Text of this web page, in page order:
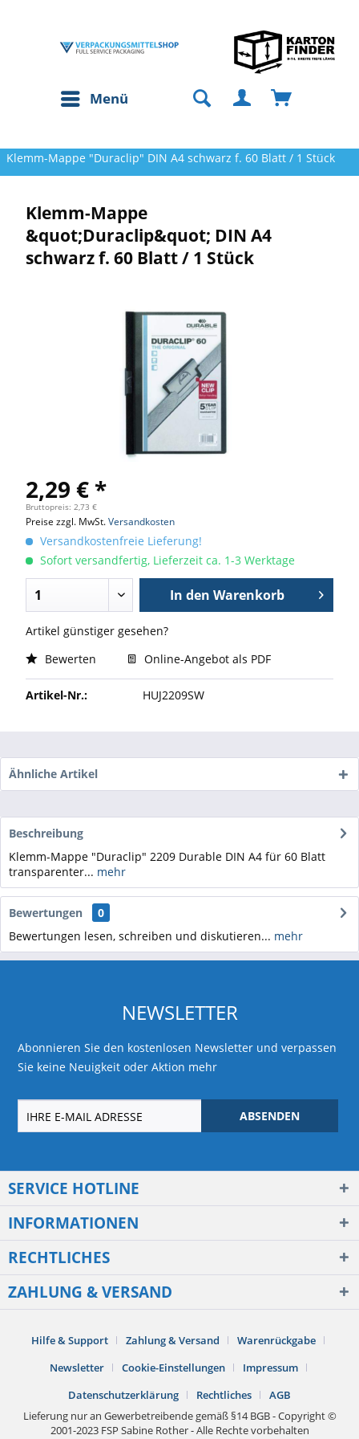
Menü
Klemm-Mappe "Duraclip" DIN A4 schwarz f. 60 Blatt / 1 Stück
Klemm-Mappe
&quot;Duraclip&quot; DIN A4
schwarz f. 60 Blatt / 1 Stück
2,29 € *
Bruttopreis: 2,73 €
Preise zzgl. MwSt.Versandkosten
Versandkostenfreie Lieferung!
Sofort versandfertig, Lieferzeit ca. 1-3 Werktage
In den Warenkorb
Artikel günstiger gesehen?
Bewerten
Online-Angebot als PDF
Artikel-Nr.: HUJ2209SW
Ähnliche Artikel
Beschreibung
Klemm-Mappe "Duraclip" 2209 Durable DIN A4 für 60 Blatt
transparenter... mehr
Bewertungen
0
Bewertungen lesen, schreiben und diskutieren... mehr
NEWSLETTER
Abonnieren Sie den kostenlosen Newsletter und verpassen
Sie keine Neuigkeit oder Aktion mehr
ABSENDEN
SERVICE HOTLINE
INFORMATIONEN
RECHTLICHES
ZAHLUNG & VERSAND
Hilfe & Support Zahlung & Versand
Warenrückgabe
Newsletter
Cookie-Einstellungen
Impressum
Datenschutzerklärung
Rechtliches
AGB
Lieferung nur an Gewerbetreibende gemäß §14 BGB - Copyright ©
2001-2023 FSP Sabine Rother - Alle Rechte vorbehalten